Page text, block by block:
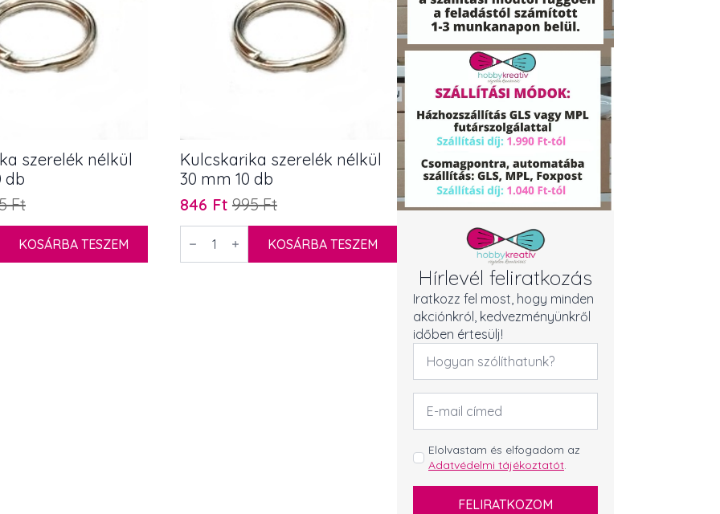
szerelék nélkül
db
Ft
KOSÁRBA TESZEM
Kulcskarika szerelék nélkül
30 mm 10 db
995Ft
Original
price
was:
846 Ft
Current
price
is:
Kulcskarika
szerelék
KOSÁRBA TESZEM
Hírlevél feliratkozás
Iratkozz fel most, hogy minden
akciónkról, kedvezményünkről
időben értesülj!
Név
Email
cím
GDPR
*
Elolvastam és elfogadom az
Adatvédelmi tájékoztatót.
FELIRATKOZOM